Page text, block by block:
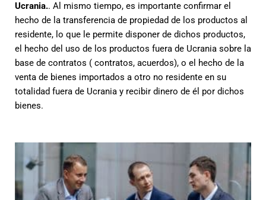
Ucrania.. Al mismo tiempo, es importante confirmar el
hecho de la transferencia de propiedad de los productos al
residente, lo que le permite disponer de dichos productos,
el hecho del uso de los productos fuera de Ucrania sobre la
base de contratos ( contratos, acuerdos), o el hecho de la
venta de bienes importados a otro no residente en su
totalidad fuera de Ucrania y recibir dinero de él por dichos
bienes.